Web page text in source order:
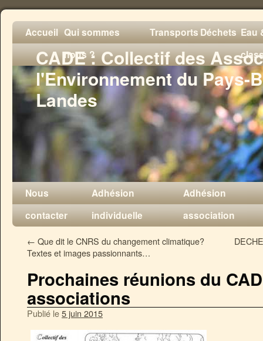
CADE : Collectif des
l'Environnement du Pays-
Landes
Accueil Qui sommes
nous ?
TransportsDéchets Eau
Nous
contacter
Adhésion
individuelle
Adhésion
association
← Que dit le CNRS du changement climatique?
Textes et images passionnants…
Prochaines réunions du
associations
Publié le5 juin 2015